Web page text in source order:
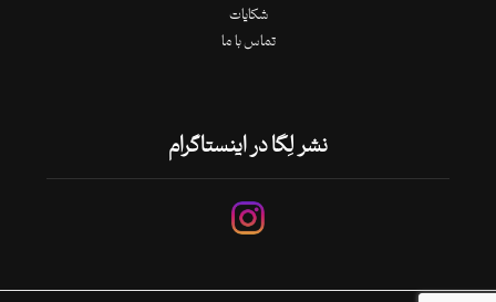
شکایات
تماس با ما
نشر لِگا در اینستاگرام